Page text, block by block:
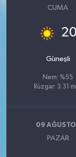
CUMA
20
Güneşli
Nem: %55
Rüzgar: 3.31
09
PAZAR